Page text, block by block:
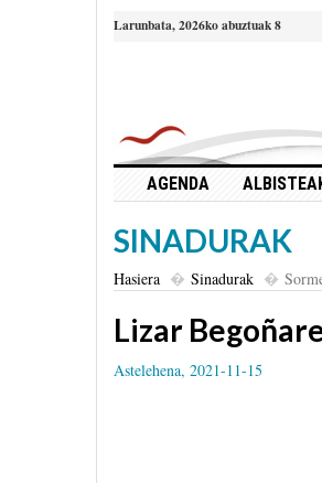
Larunbata, 2026ko abuztuak 8
AGENDA
SINADURAK
Hasiera Sinadurak
Lizar
Astelehena, 2021-11-15